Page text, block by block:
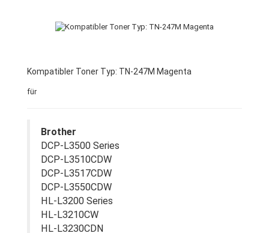
Kompatibler Toner Typ: TN-247M Magenta
für
Brother
DCP-L3500 Series
DCP-L3510CDW
DCP-L3517CDW
DCP-L3550CDW
HL-L3200 Series
HL-L3210CW
HL-L3230CDN